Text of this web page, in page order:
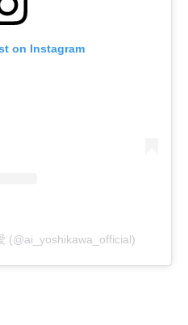
on Instagram
(@ai_yoshikawa_official)